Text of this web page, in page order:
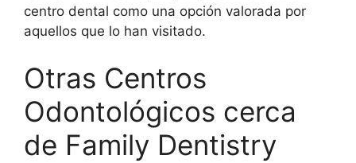
centro dental como una opción valorada por
aquellos que lo han visitado.
Otras Centros
Odontológicos cerca
de Family Dentistry